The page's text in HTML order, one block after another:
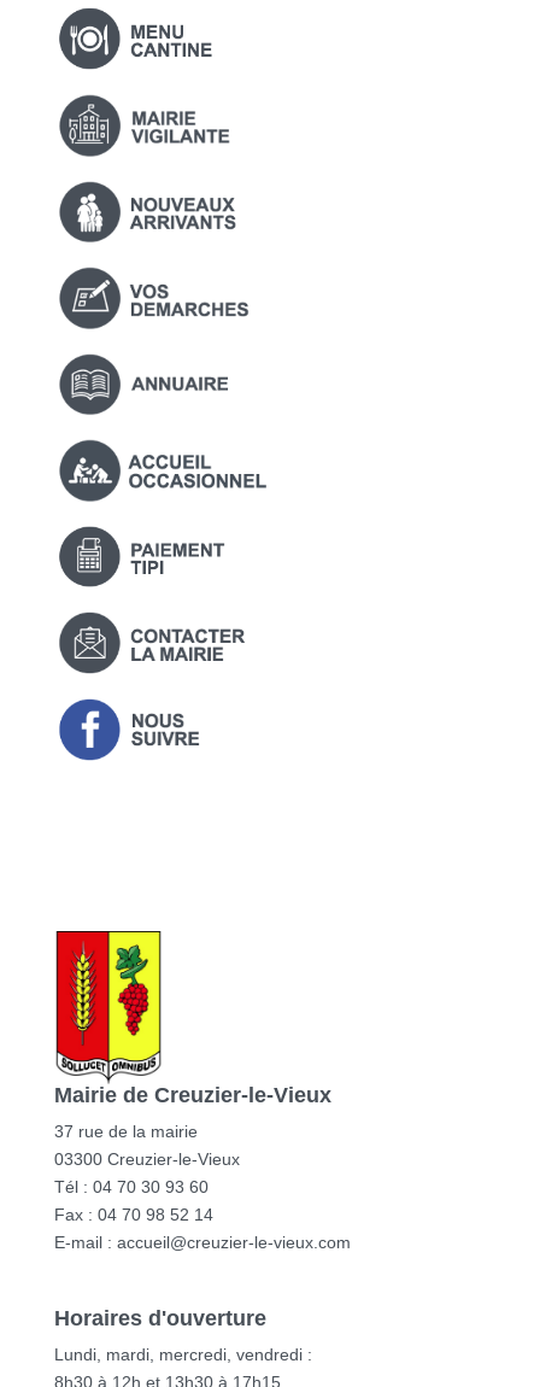
Mairie de Creuzier-le-Vieux
37 rue de la mairie
03300 Creuzier-le-Vieux
Tél : 04 70 30 93 60
Fax : 04 70 98 52 14
E-mail : accueil@creuzier-le-vieux.com
Horaires d'ouverture
Lundi, mardi, mercredi, vendredi :
8h30 à 12h et 13h30 à 17h15